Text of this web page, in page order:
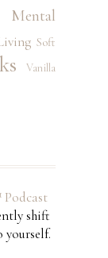
Mental
Soft
Vanilla
shift
yourself.